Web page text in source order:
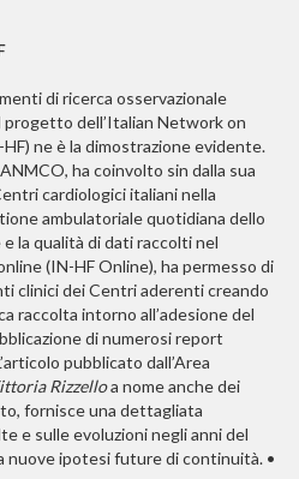
di ricerca osservazionale
dell’Italian Network on
ne è la dimostrazione evidente.
ha coinvolto sin dalla sua
cardiologici italiani nella
ambulatoriale quotidiana dello
la qualità di dati raccolti nel
(IN-HF Online), ha permesso di
clinici dei Centri aderenti creando
raccolta intorno all’adesione del
di numerosi report
pubblicato dall’Area
Rizzelloa nome anche dei
fornisce una dettagliata
e sulle evoluzioni negli anni del
nuove ipotesi future di continuità. •